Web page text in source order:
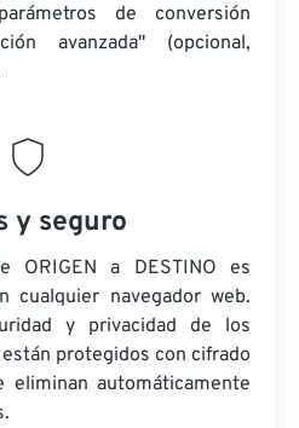
de conversión
avanzada" (opcional,
y seguro
ORIGEN a DESTINO es
cualquier navegador web.
y privacidad de los
protegidos con cifrado
automáticamente